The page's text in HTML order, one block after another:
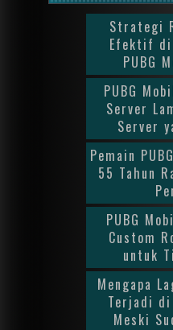
Strategi
Efektif di
PUBG
PUBG
Server
Server
Pemain
55 Tahun
PUBG
Custom
untuk
Mengapa
Terjadi di
Meski